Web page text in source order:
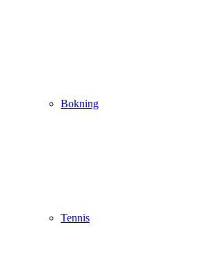
Bokning
Tennis